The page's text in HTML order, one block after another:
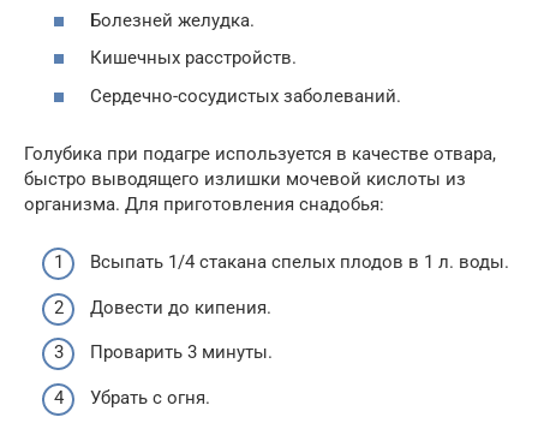
Болезней желудка.
Кишечных расстройств.
Сердечно-сосудистых заболеваний.
Голубика при подагре используется в качестве отвара,
быстро выводящего излишки мочевой кислоты из
организма. Для приготовления снадобья:
Всыпать 1/4 стакана спелых плодов в 1 л. воды.
Довести до кипения.
Проварить 3 минуты.
Убрать с огня.